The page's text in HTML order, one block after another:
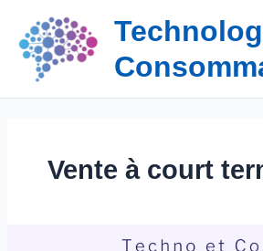
contenu
Vente à court